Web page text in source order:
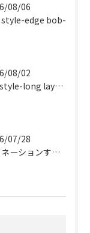
08/06
edge bob-
08/02
gueststyle-long layer-
07/28
ヘアドネーションするお客様✂